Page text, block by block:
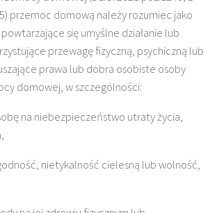
przemoc domową należy rozumiec jako
się umyślne działanie lub
przewagę fizyczną, psychiczną lub
prawa lub dobra osobiste osoby
domowej, w szczególności:
na niebezpieczeństwo utraty życia,
nietykalność cielesną lub wolność,